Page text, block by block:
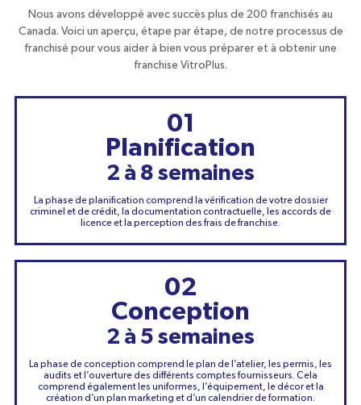
Nous avons développé avec succès plus de 200 franchisés au
Canada. Voici un aperçu, étape par étape, de notre processus de
franchisé pour vous aider à bien vous préparer et à obtenir une
franchise VitroPlus.
01
Planification
2 à 8 semaines
La phase de planification comprend la vérification de votre dossier
criminel et de crédit, la documentation contractuelle, les accords de
licence et la perception des frais de franchise.
02
Conception
2 à 5 semaines
La phase de conception comprend le plan de l’atelier, les permis, les
audits et l’ouverture des différents comptes fournisseurs. Cela
comprend également les uniformes, l’équipement, le décor et la
création d’un plan marketing et d’un calendrier de formation.